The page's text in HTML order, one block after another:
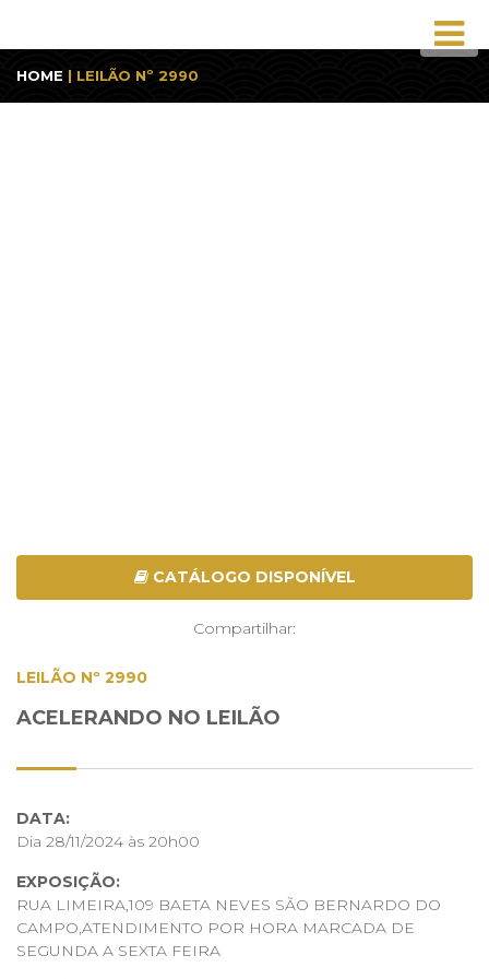
HOME | LEILÃO Nº 2990
CATÁLOGO DISPONÍVEL
Compartilhar:
LEILÃO Nº 2990
ACELERANDO NO LEILÃO
DATA:
Dia 28/11/2024 às 20h00
EXPOSIÇÃO:
RUA LIMEIRA,109 BAETA NEVES SÃO BERNARDO DO
CAMPO,ATENDIMENTO POR HORA MARCADA DE
SEGUNDA A SEXTA FEIRA